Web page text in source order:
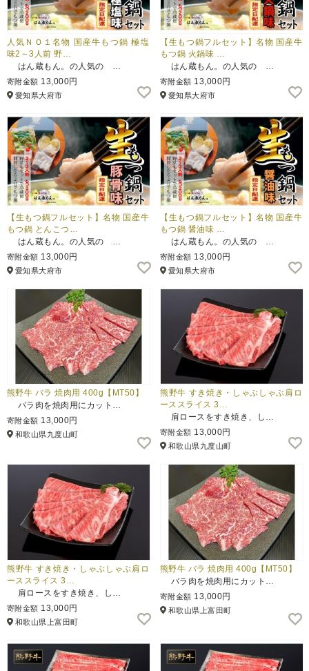
人気ＮＯ１名物 国産牛もつ鍋 極塩
味2～3人前 野…
はん蔵もん。の人気の …
寄附金額 13,000円
愛知県大府市
【生もつ鍋フルセット】名物 国産牛
もつ鍋 火鍋味 …
はん蔵もん。の人気の …
寄附金額 13,000円
愛知県大府市
【生もつ鍋フルセット】名物 国産牛
もつ鍋 とんこつ…
はん蔵もん。の人気の …
寄附金額 13,000円
愛知県大府市
【生もつ鍋フルセット】名物 国産牛
もつ鍋 醤油味 …
はん蔵もん。の人気の …
寄附金額 13,000円
愛知県大府市
熊野牛 バラ 焼肉用 400g【MT50】
バラ肉を焼肉用にカット…
寄附金額 13,000円
和歌山県九度山町
熊野牛 すき焼き・しゃぶしゃぶ肩ロ
ーススライス 3…
肩ロースをすき焼き、し…
寄附金額 13,000円
和歌山県九度山町
熊野牛 すき焼き・しゃぶしゃぶ肩ロ
ーススライス 3…
肩ロースをすき焼き、し…
寄附金額 13,000円
和歌山県上富田町
熊野牛 バラ 焼肉用 400g【MT50】
バラ肉を焼肉用にカット…
寄附金額 13,000円
和歌山県上富田町